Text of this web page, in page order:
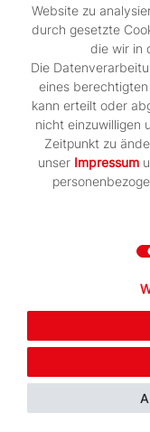
*inkl.
-25%
Website zu
durch gesetzte
die wir in
Die
eines
kann erteilt oder
nicht einzuwilligen
Zeitpunkt zu
unser Impressum